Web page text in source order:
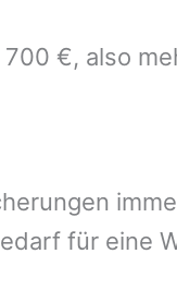
€, also
für eine